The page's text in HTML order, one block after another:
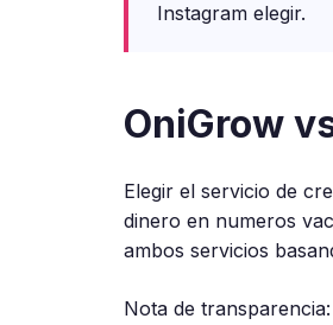
Instagram elegir.
OniGrow
Elegir el servicio de
dinero en numeros
ambos servicios
Nota de